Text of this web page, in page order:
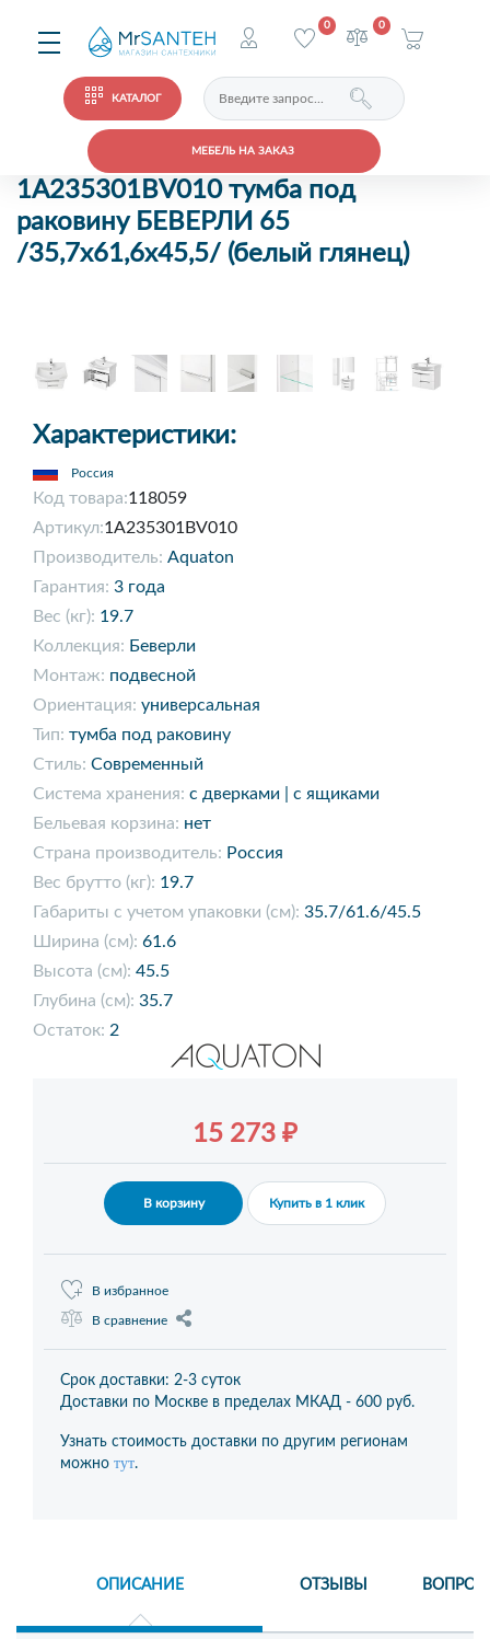
КАТАЛОГ
МЕБЕЛЬ НА ЗАКАЗ
0 0
1A235301BV010 тумба под
раковину БЕВЕРЛИ 65
/35,7х61,6х45,5/ (белый глянец)
Характеристики:
Россия
Код товара:118059
Артикул:1A235301BV010
Производитель: Aquaton
Гарантия: 3 года
Вес (кг): 19.7
Коллекция: Беверли
Монтаж: подвесной
Ориентация: универсальная
Тип: тумба под раковину
Стиль: Современный
Система хранения: с дверками | с ящиками
Бельевая корзина: нет
Страна производитель: Россия
Вес брутто (кг): 19.7
Габариты с учетом упаковки (см): 35.7/61.6/45.5
Ширина (см): 61.6
Высота (см): 45.5
Глубина (см): 35.7
Остаток: 2
15 273 ₽
В корзину Купить в 1 клик
В избранное
В сравнение
Срок доставки: 2-3 суток
Доставки по Москве в пределах МКАД - 600 руб.
Узнать стоимость доставки по другим регионам
можно тут.
ОПИСАНИЕ ОТЗЫВЫ